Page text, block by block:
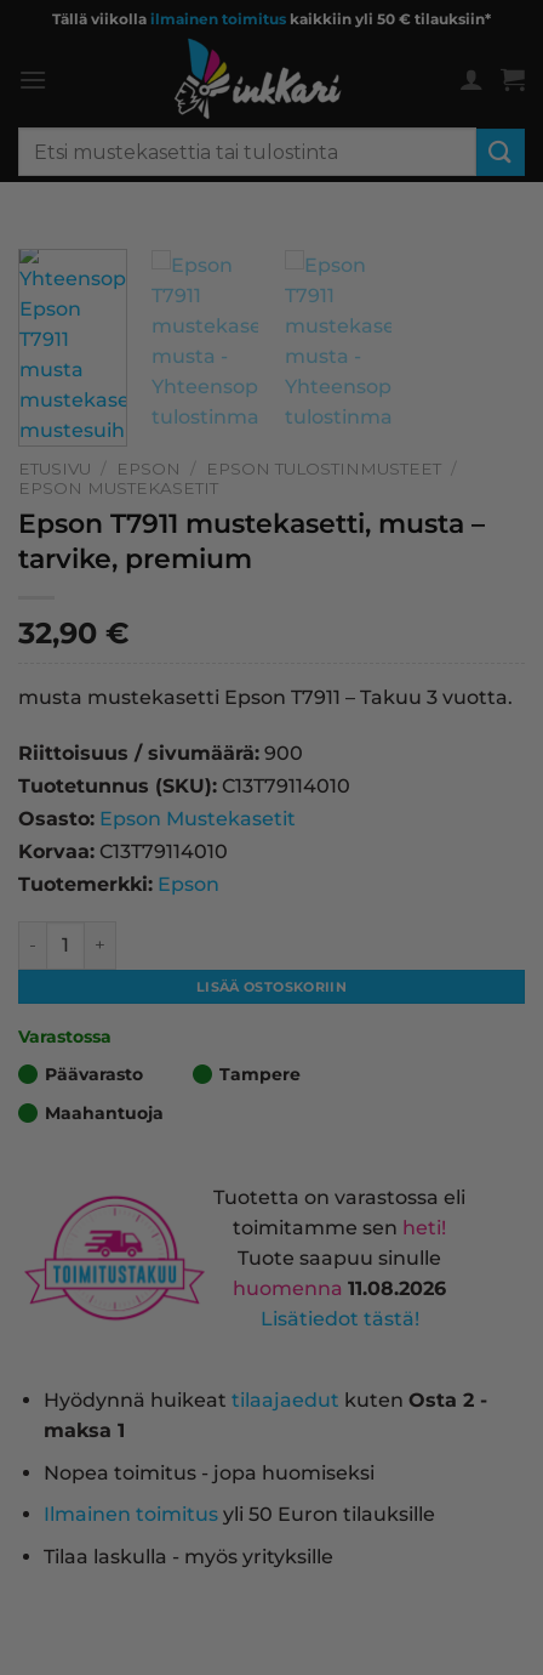
content
Tällä viikolla ilmainen toimitus kaikkiin yli 50 € tilauksiin*
Etsi:
ETUSIVU / EPSON / EPSON TULOSTINMUSTEET /
EPSON MUSTEKASETIT
Epson T7911 mustekasetti, musta –
tarvike, premium
32,90 €
musta mustekasetti Epson T7911 – Takuu 3 vuotta.
Riittoisuus / sivumäärä: 900
Tuotetunnus (SKU): C13T79114010
Osasto: Epson Mustekasetit
Korvaa: C13T79114010
Tuotemerkki: Epson
Epson T7911 mustekasetti, musta – tarvike, premium
LISÄÄ OSTOSKORIIN
Varastossa
Päävarasto
Tampere
Maahantuoja
Tuotetta on varastossa eli
toimitamme sen heti!
Tuote saapuu sinulle
huomenna11.08.2026
Lisätiedot tästä!
Hyödynnä huikeat tilaajaedut kuten Osta 2 -
maksa 1
Nopea toimitus - jopa huomiseksi
Ilmainen toimitusyli 50 Euron tilauksille
Tilaa laskulla - myös yrityksille